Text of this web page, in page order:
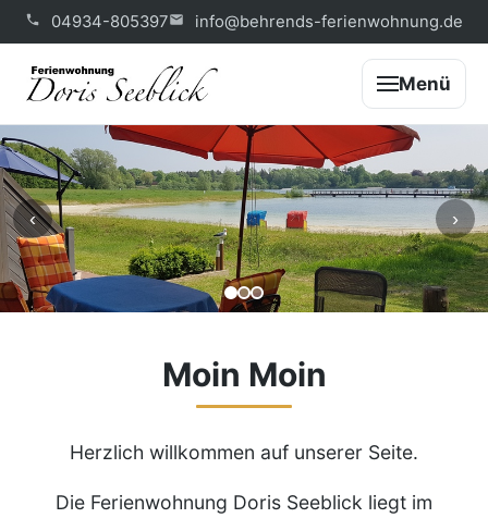
04934-805397 info@behrends-ferienwohnung.de
Menü
‹ ›
Moin Moin
Herzlich willkommen auf unserer Seite.
Die Ferienwohnung Doris Seeblick liegt im